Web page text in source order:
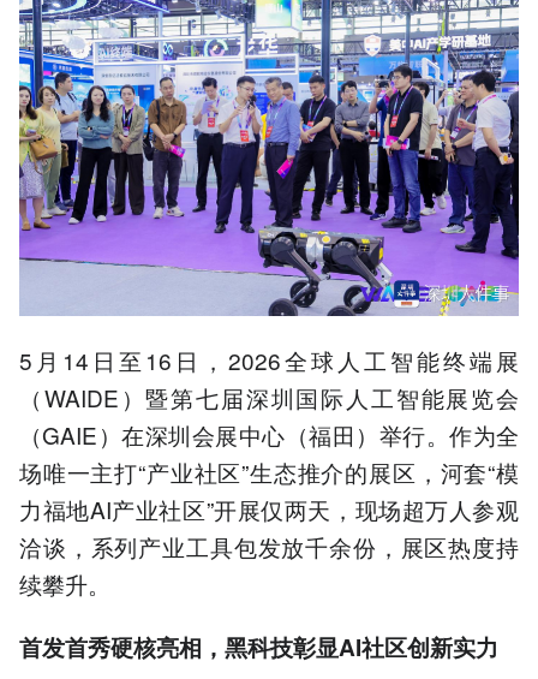
5月14日至16日，2026全球人工智能终端展
（WAIDE）暨第七届深圳国际人工智能展览会
（GAIE）在深圳会展中心（福田）举行。作为全
场唯一主打“产业社区”生态推介的展区，河套“模
力福地AI产业社区”开展仅两天，现场超万人参观
洽谈，系列产业工具包发放千余份，展区热度持
续攀升。
首发首秀硬核亮相，黑科技彰显AI社区创新实力